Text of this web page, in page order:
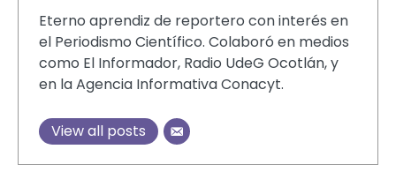
Eterno aprendiz de reportero con interés en
el Periodismo Científico. Colaboró en medios
como El Informador, Radio UdeG Ocotlán, y
en la Agencia Informativa Conacyt.
View all posts